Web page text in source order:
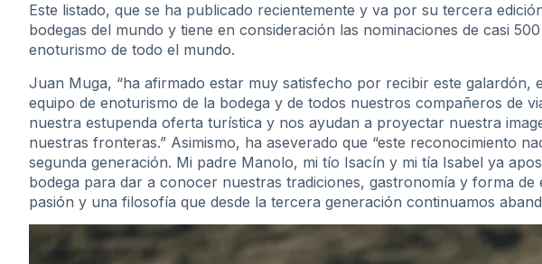
Este listado, que se ha publicado recientemente y va por su tercera
bodegas del mundo y tiene en consideración las nominaciones de casi
enoturismo de todo el mundo.
Juan Muga, “ha afirmado estar muy satisfecho por recibir este galardón,
equipo de enoturismo de la bodega y de todos nuestros compañeros de
nuestra estupenda oferta turística y nos ayudan a proyectar nuestra
nuestras fronteras.” Asimismo, ha aseverado que “este reconocimiento
segunda generación. Mi padre Manolo, mi tío Isacín y mi tía Isabel ya
bodega para dar a conocer nuestras tradiciones, gastronomía y forma
pasión y una filosofía que desde la tercera generación continuamos